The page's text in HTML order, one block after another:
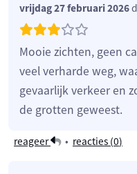
vrijdag 27 februari 2026
Mooie zichten, geen
veel verharde weg,
gevaarlijk verkeer en
de grotten geweest.
reageer • reacties (0)